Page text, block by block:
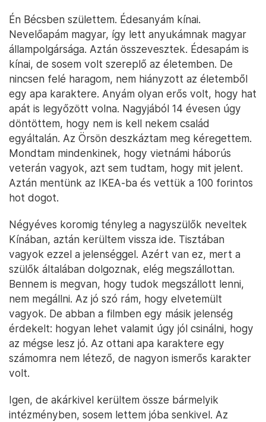
Én Bécsben születtem. Édesanyám kínai.
Nevelőapám magyar, így lett anyukámnak magyar
állampolgársága. Aztán összevesztek. Édesapám is
kínai, de sosem volt szereplő az életemben. De
nincsen felé haragom, nem hiányzott az életemből
egy apa karaktere. Anyám olyan erős volt, hogy hat
apát is legyőzött volna. Nagyjából 14 évesen úgy
döntöttem, hogy nem is kell nekem család
egyáltalán. Az Örsön deszkáztam meg kéregettem.
Mondtam mindenkinek, hogy vietnámi háborús
veterán vagyok, azt sem tudtam, hogy mit jelent.
Aztán mentünk az IKEA-ba és vettük a 100 forintos
hot dogot.
Négyéves koromig tényleg a nagyszülők neveltek
Kínában, aztán kerültem vissza ide. Tisztában
vagyok ezzel a jelenséggel. Azért van ez, mert a
szülők általában dolgoznak, elég megszállottan.
Bennem is megvan, hogy tudok megszállott lenni,
nem megállni. Az jó szó rám, hogy elvetemült
vagyok. De abban a filmben egy másik jelenség
érdekelt: hogyan lehet valamit úgy jól csinálni, hogy
az mégse lesz jó. Az ottani apa karaktere egy
számomra nem létező, de nagyon ismerős karakter
volt.
Igen, de akárkivel kerültem össze bármelyik
intézményben, sosem lettem jóba senkivel. Az